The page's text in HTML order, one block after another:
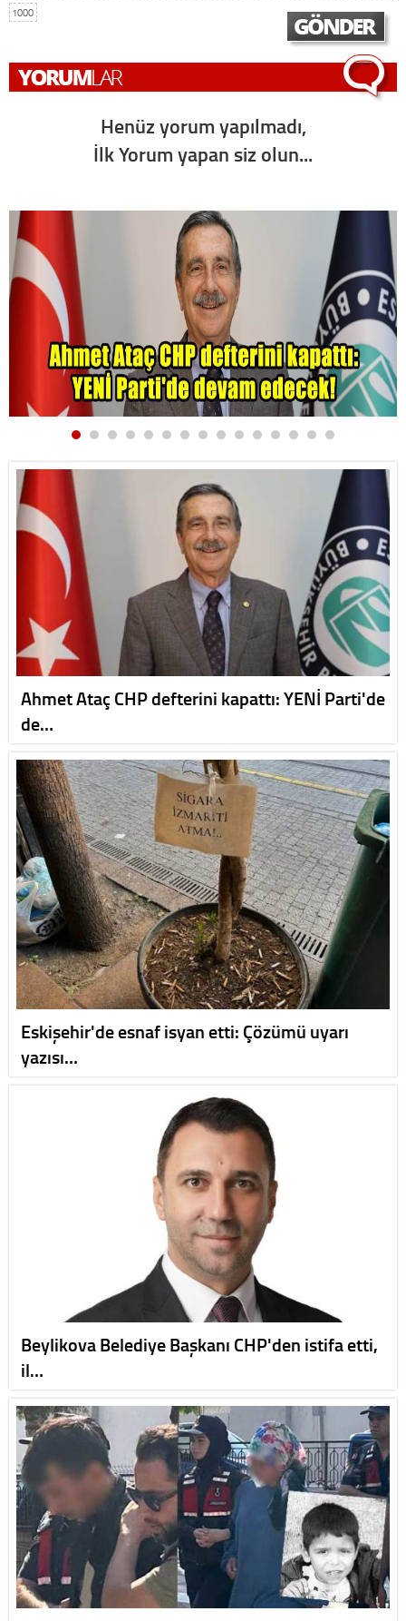
1000
Henüz yorum yapılmadı,
İlk Yorum yapan siz olun...
Ahmet Ataç CHP defterini kapattı: YENİ Parti'de
de…
Eskişehir'de esnaf isyan etti: Çözümü uyarı
yazısı…
Beylikova Belediye Başkanı CHP'den istifa etti,
il…